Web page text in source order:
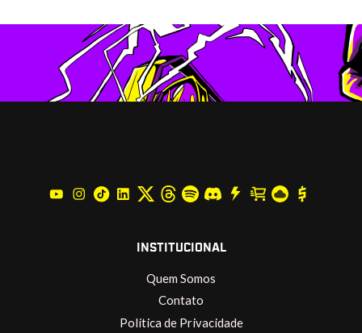
INSTITUCIONAL
Quem Somos
Contato
Política de Privacidade